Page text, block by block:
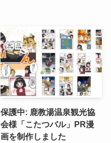
保護中: 鹿教湯温泉観光協
会様「こたつバル」PR漫
画を制作しました